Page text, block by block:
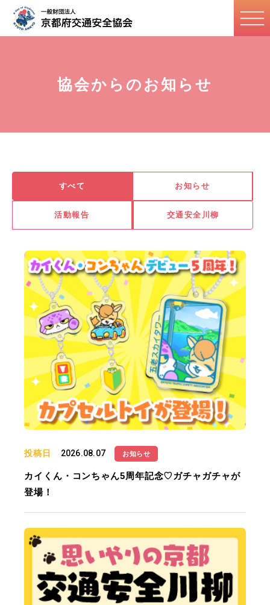
協会からのお知らせ
すべて お知らせ
活動報告 交通安全川柳
投稿日 2026.08.07 お知らせ
カイくん・コンちゃん5周年記念♡ガチャガチャが
登場！